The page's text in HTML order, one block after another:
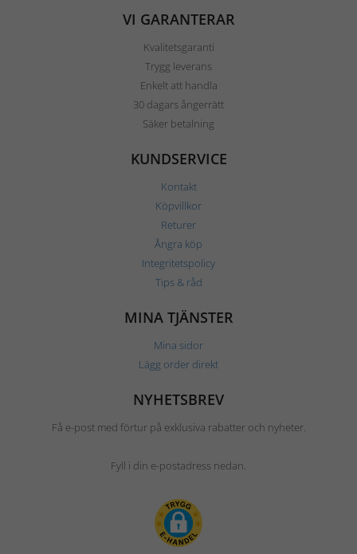
VI GARANTERAR
Kvalitetsgaranti
Trygg leverans
Enkelt att handla
30 dagars ångerrätt
Säker betalning
KUNDSERVICE
Kontakt
Köpvillkor
Returer
Ångra köp
Integritetspolicy
Tips & råd
MINA TJÄNSTER
Mina sidor
Lägg order direkt
NYHETSBREV
Få e-post med förtur på exklusiva rabatter och nyheter.
Fyll i din e-postadress nedan.